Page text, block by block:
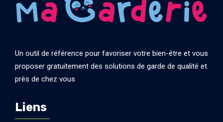
Un outil de référence pour favoriser votre bien-être et vous
proposer gratuitement des solutions de garde de qualité et
près de chez vous
Liens